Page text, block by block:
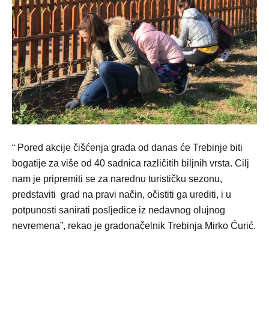
“ Pored akcije čišćenja grada od danas će Trebinje biti
bogatije za više od 40 sadnica različitih biljnih vrsta. Cilj
nam je pripremiti se za narednu turističku sezonu,
predstaviti grad na pravi način, očistiti ga urediti, i u
potpunosti sanirati posljedice iz nedavnog olujnog
nevremena”, rekao je gradonačelnik Trebinja Mirko Ćurić.